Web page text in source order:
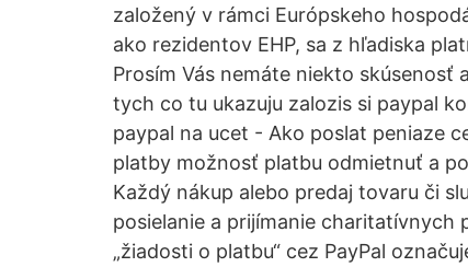
založený v rámci Európskeho
ako rezidentov EHP, sa z hľadiska
Prosím Vás nemáte niekto
tych co tu ukazuju zalozis si paypal
paypal na ucet - Ako poslat peniaze
platby možnosť platbu odmietnuť a
Každý nákup alebo predaj tovaru či
posielanie a prijímanie charitatívnych
„žiadosti o platbu“ cez PayPal